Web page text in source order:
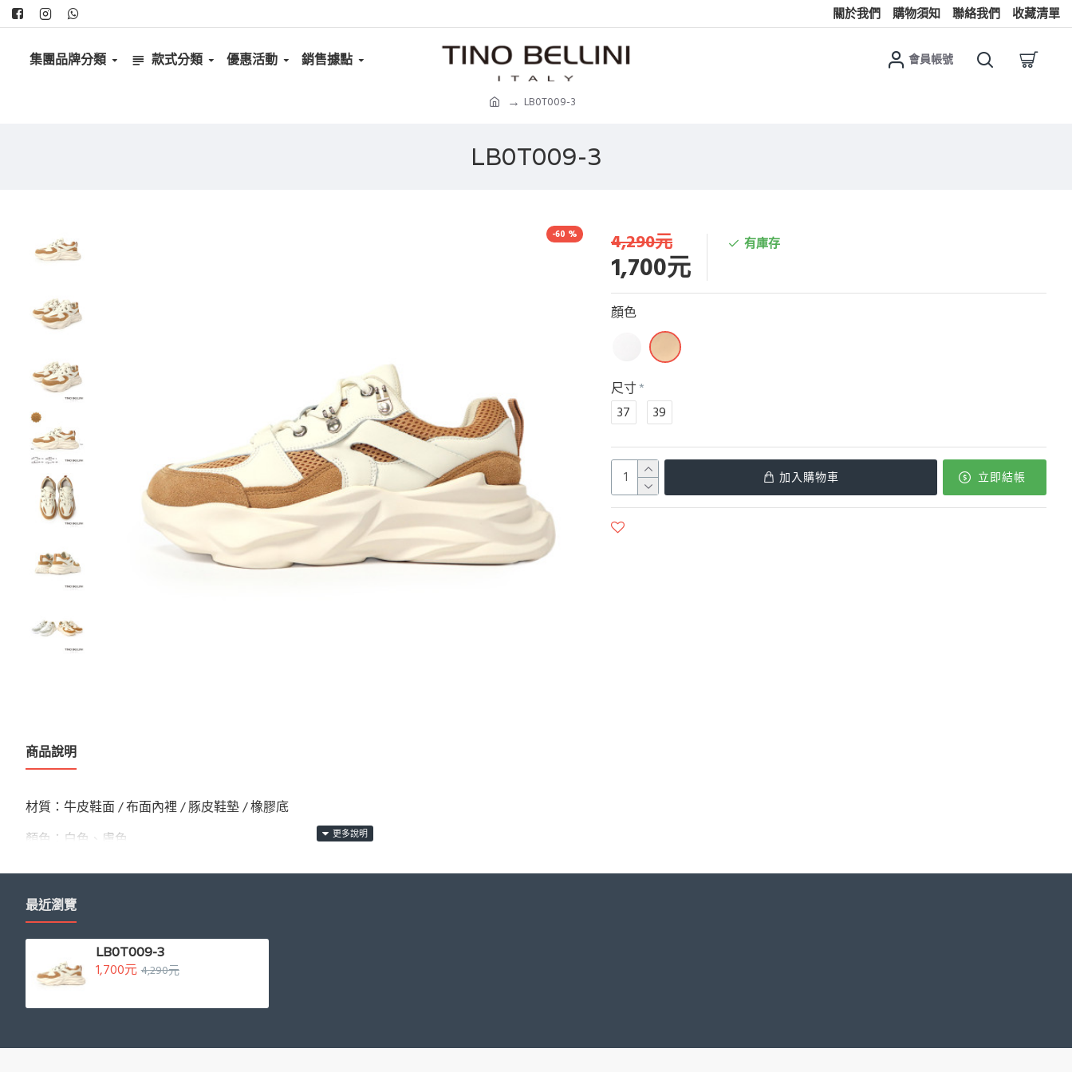
關於我們 購物須知 聯絡我們 收藏清單
集團品牌分類 款式分類 優惠活動 銷售據點 會員帳號
LB0T009-3
LB0T009-3
-60 %
1,700元
4,290元 有庫存
顏色
尺寸
37
39
加入購物車 立即結帳
商品說明
材質：牛皮鞋面 / 布面內裡 / 豚皮鞋墊 / 橡膠底
顏色：白色、膚色
商品尺寸：以36號商品測量，鞋跟高度：5CM
產地：香港 MADE IN HONG KONG
最近瀏覽
LB0T009-3
1,700元 4,290元